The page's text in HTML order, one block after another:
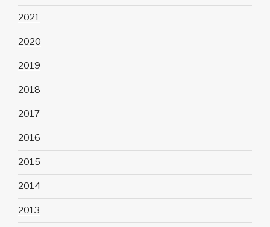
2021
2020
2019
2018
2017
2016
2015
2014
2013